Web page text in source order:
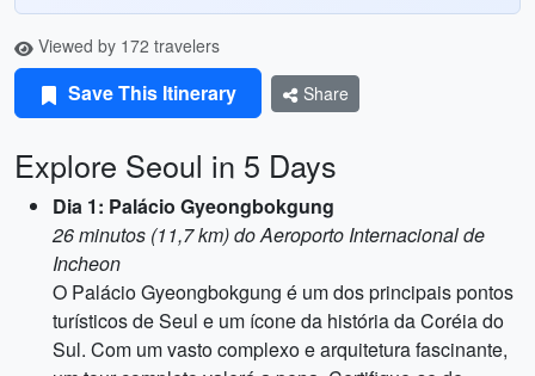
Viewed by 172 travelers
Save This Itinerary Share
Explore Seoul in 5 Days
Dia 1: Palácio Gyeongbokgung
26 minutos (11,7 km) do Aeroporto Internacional de
Incheon
O Palácio Gyeongbokgung é um dos principais pontos
turísticos de Seul e um ícone da história da Coréia do
Sul. Com um vasto complexo e arquitetura fascinante,